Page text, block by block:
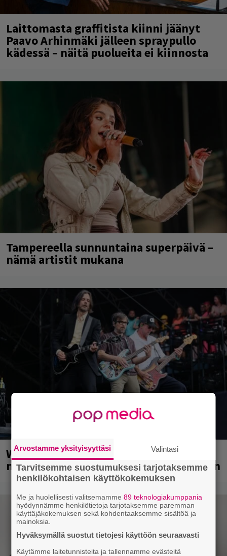
Laittomasta graffitista kiinni jäänyt
Paavo Arhinmäki jälleen spraypullo
kädessä – näitä puolueita ei kiinnosta
Tampereella sunnuntaina superpäivä –
nämä artistit mukana
Weezer palaa Suomeen yli
neljännesvuosisadan odotuksen jälkeen
Arvostamme yksityisyyttäsi Valintasi
Tarvitsemme suostumuksesi tarjotaksemme
henkilökohtaisen käyttökokemuksen
Me ja huolellisesti valitsemamme89 teknologiakumppania
hyödynnämme henkilötietoja tarjotaksemme paremman
käyttäjäkokemuksen sekä kohdentaaksemme sisältöä ja
mainoksia.
Hyväksymällä suostut tietojesi käyttöön seuraavasti
Käytämme laitetunnisteita ja tallennamme evästeitä